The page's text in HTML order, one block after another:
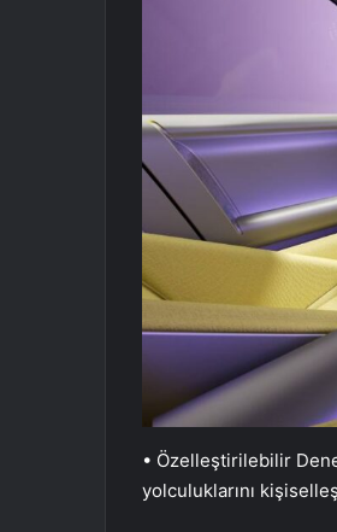
• Özelleştirilebilir
yolculuklarını